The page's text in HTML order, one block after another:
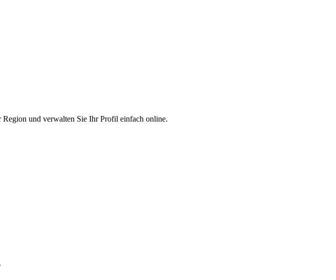
und verwalten Sie Ihr Profil einfach online.